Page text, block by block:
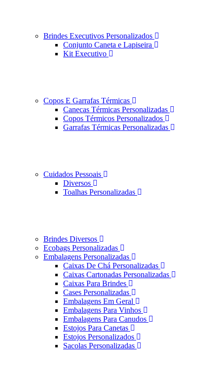
Brindes Executivos Personalizados
Conjunto Caneta e Lapiseira
Kit Executivo
Copos E Garrafas Térmicas
Canecas Térmicas Personalizadas
Copos Térmicos Personalizados
Garrafas Térmicas Personalizadas
Cuidados Pessoais
Diversos
Toalhas Personalizadas
Brindes Diversos
Ecobags Personalizadas
Embalagens Personalizadas
Caixas De Chá Personalizadas
Caixas Cartonadas Personalizadas
Caixas Para Brindes
Cases Personalizadas
Embalagens Em Geral
Embalagens Para Vinhos
Embalagens Para Canudos
Estojos Para Canetas
Estojos Personalizados
Sacolas Personalizadas